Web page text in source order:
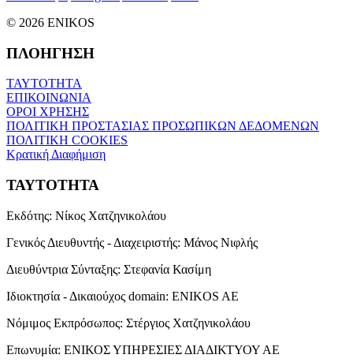
© 2026 ENIKOS
ΠΛΟΗΓΗΣΗ
ΤΑΥΤΟΤΗΤΑ
ΕΠΙΚΟΙΝΩΝΙΑ
ΟΡΟΙ ΧΡΗΣΗΣ
ΠΟΛΙΤΙΚΗ ΠΡΟΣΤΑΣΙΑΣ ΠΡΟΣΩΠΙΚΩΝ ΔΕΔΟΜΕΝΩΝ
ΠΟΛΙΤΙΚΗ COOKIES
Κρατική Διαφήμιση
ΤΑΥΤΟΤΗΤΑ
Εκδότης: Νίκος Χατζηνικολάου
Γενικός Διευθυντής - Διαχειριστής: Μάνος Νιφλής
Διευθύντρια Σύνταξης: Στεφανία Κασίμη
Ιδιοκτησία - Δικαιούχος domain: ENIKOS AE
Νόμιμος Εκπρόσωπος: Στέργιος Χατζηνικολάου
Επωνυμία: ΕΝΙΚΟΣ ΥΠΗΡΕΣΙΕΣ ΔΙΑΔΙΚΤΥΟΥ ΑΕ